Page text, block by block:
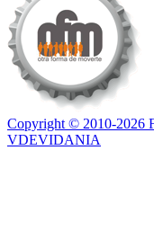
Copyright © 2010-2026
VDEVIDANIA